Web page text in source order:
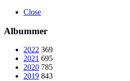
Close
Albummer
2022 369
2021 695
2020 785
2019 843